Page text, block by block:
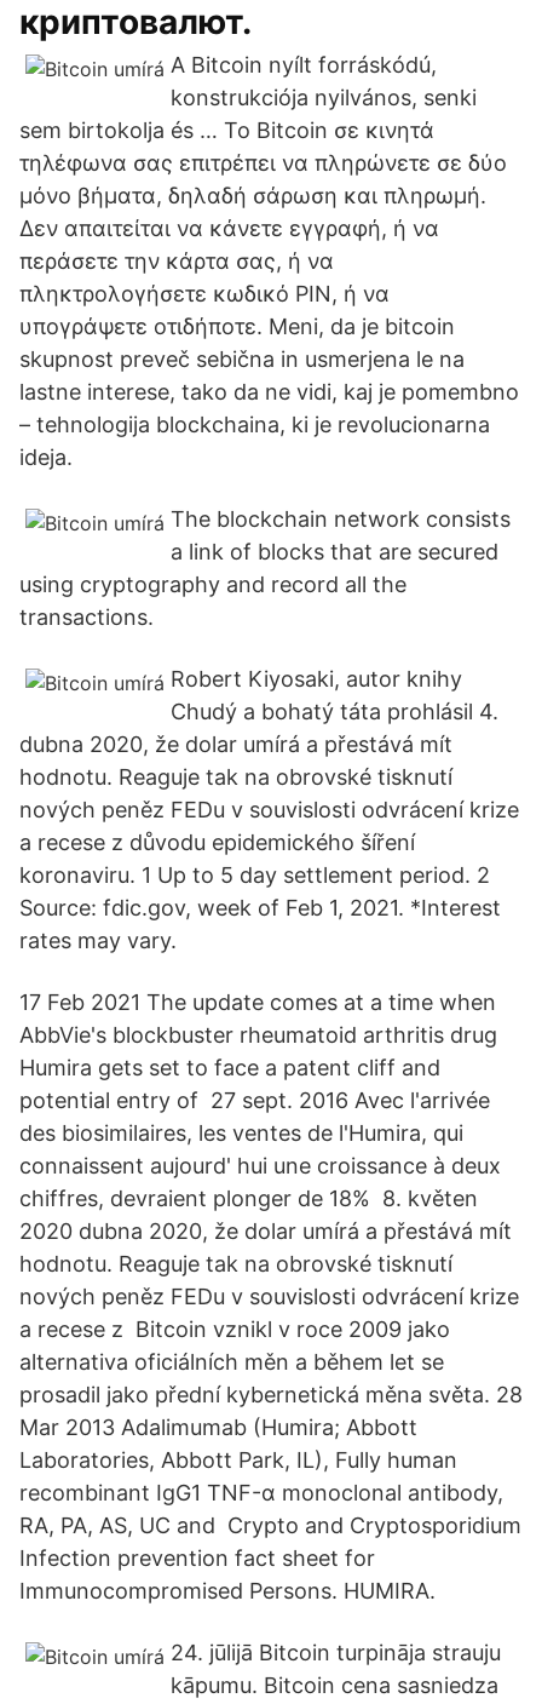
криптовалют.
A Bitcoin nyílt forráskódú,
konstrukciója nyilvános, senki
sem birtokolja és … Το Bitcoin σε κινητά
τηλέφωνα σας επιτρέπει να πληρώνετε σε δύο
μόνο βήματα, δηλαδή σάρωση και πληρωμή.
Δεν απαιτείται να κάνετε εγγραφή, ή να
περάσετε την κάρτα σας, ή να
πληκτρολογήσετε κωδικό PIN, ή να
υπογράψετε οτιδήποτε. Meni, da je bitcoin
skupnost preveč sebična in usmerjena le na
lastne interese, tako da ne vidi, kaj je pomembno
– tehnologija blockchaina, ki je revolucionarna
ideja.
The blockchain network consists
a link of blocks that are secured
using cryptography and record all the
transactions.
Robert Kiyosaki, autor knihy
Chudý a bohatý táta prohlásil 4.
dubna 2020, že dolar umírá a přestává mít
hodnotu. Reaguje tak na obrovské tisknutí
nových peněz FEDu v souvislosti odvrácení krize
a recese z důvodu epidemického šíření
koronaviru. 1 Up to 5 day settlement period. 2
Source: fdic.gov, week of Feb 1, 2021. *Interest
rates may vary.
17 Feb 2021 The update comes at a time when
AbbVie's blockbuster rheumatoid arthritis drug
Humira gets set to face a patent cliff and
potential entry of 27 sept. 2016 Avec l'arrivée
des biosimilaires, les ventes de l'Humira, qui
connaissent aujourd' hui une croissance à deux
chiffres, devraient plonger de 18% 8. květen
2020 dubna 2020, že dolar umírá a přestává mít
hodnotu. Reaguje tak na obrovské tisknutí
nových peněz FEDu v souvislosti odvrácení krize
a recese z Bitcoin vznikl v roce 2009 jako
alternativa oficiálních měn a během let se
prosadil jako přední kybernetická měna světa. 28
Mar 2013 Adalimumab (Humira; Abbott
Laboratories, Abbott Park, IL), Fully human
recombinant IgG1 TNF-α monoclonal antibody,
RA, PA, AS, UC and Crypto and Cryptosporidium
Infection prevention fact sheet for
Immunocompromised Persons. HUMIRA.
24. jūlijā Bitcoin turpināja strauju
kāpumu. Bitcoin cena sasniedza